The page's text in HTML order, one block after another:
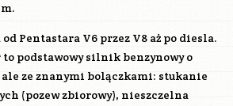
Pentastara V6 przez V8 aż po diesla.
podstawowy silnik benzynowy o
ale ze znanymi bolączkami: stukanie
(pozew zbiorowy), nieszczelna